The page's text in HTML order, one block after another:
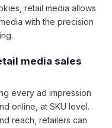
retail media allows
with the precision
media sales
every ad impression
online, at SKU level.
reach, retailers can